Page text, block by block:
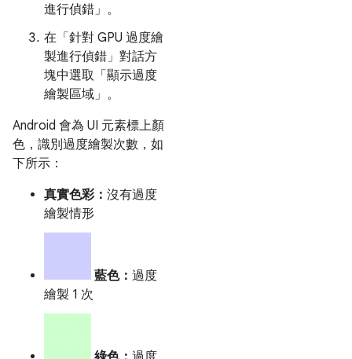
進行偵錯」 。
在「針對 GPU 過度繪
製進行偵錯」 對話方
塊中選取「顯示過度
繪製區域」 。
Android 會為 UI 元素標上顏
色，識別過度繪製次數，如
下所示：
真實色彩： 沒有過度
繪製情形
藍色： 過度
繪製 1 次